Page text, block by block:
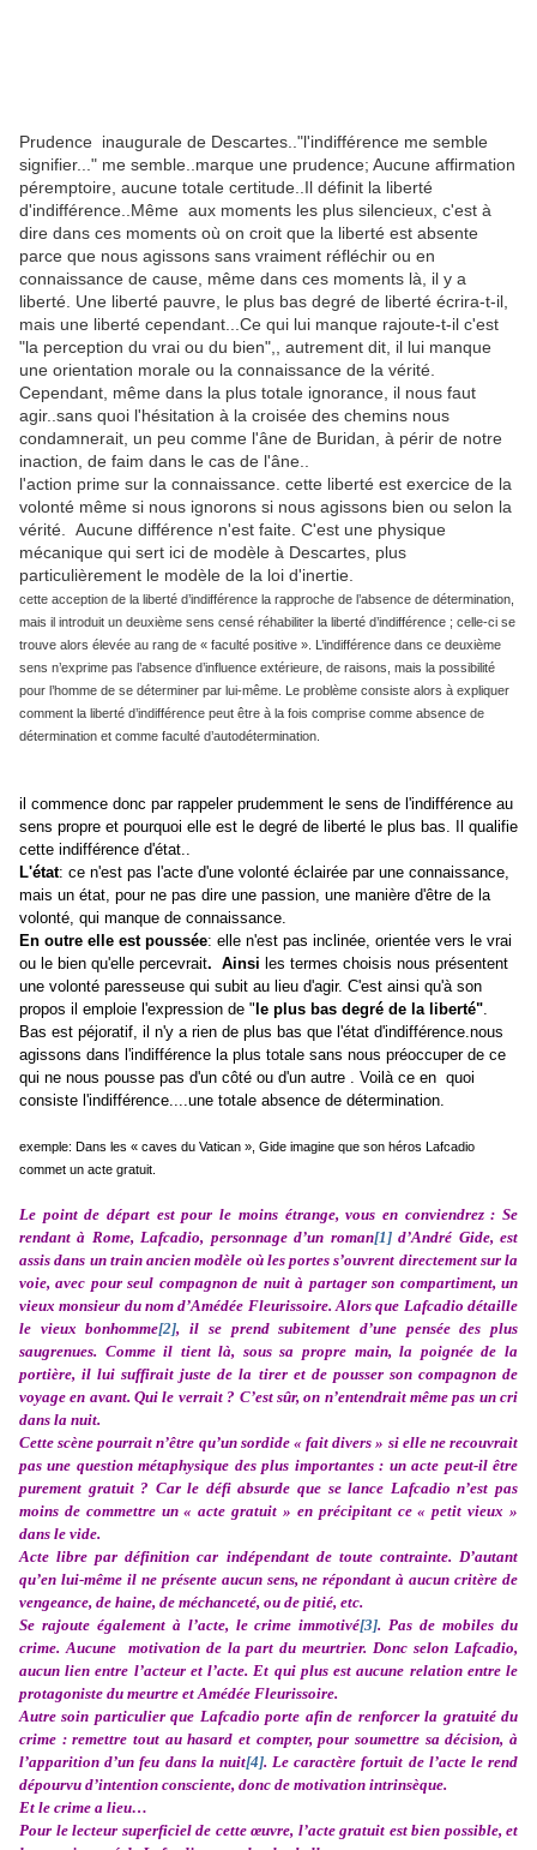
Prudence inaugurale de Descartes.."l'indifférence me semble
signifier..." me semble..marque une prudence; Aucune affirmation
péremptoire, aucune totale certitude..Il définit la liberté
d'indifférence..Même aux moments les plus silencieux, c'est à
dire dans ces moments où on croit que la liberté est absente
parce que nous agissons sans vraiment réfléchir ou en
connaissance de cause, même dans ces moments là, il y a
liberté. Une liberté pauvre, le plus bas degré de liberté écrira-t-il,
mais une liberté cependant...Ce qui lui manque rajoute-t-il c'est
"la perception du vrai ou du bien",, autrement dit, il lui manque
une orientation morale ou la connaissance de la vérité.
Cependant, même dans la plus totale ignorance, il nous faut
agir..sans quoi l'hésitation à la croisée des chemins nous
condamnerait, un peu comme l'âne de Buridan, à périr de notre
inaction, de faim dans le cas de l'âne..
l'action prime sur la connaissance. cette liberté est exercice de la
volonté même si nous ignorons si nous agissons bien ou selon la
vérité. Aucune différence n'est faite. C'est une physique
mécanique qui sert ici de modèle à Descartes, plus
particulièrement le modèle de la loi d'inertie.
cette acception de la liberté d’indifférence la rapproche de l’absence de détermination,
mais il introduit un deuxième sens censé réhabiliter la liberté d’indifférence ; celle-ci se
trouve alors élevée au rang de « faculté positive ». L’indifférence dans ce deuxième
sens n’exprime pas l’absence d’influence extérieure, de raisons, mais la possibilité
pour l’homme de se déterminer par lui-même. Le problème consiste alors à expliquer
comment la liberté d’indifférence peut être à la fois comprise comme absence de
détermination et comme faculté d’autodétermination.
il commence donc par rappeler prudemment le sens de l'indifférence au
sens propre et pourquoi elle est le degré de liberté le plus bas. Il qualifie
cette indifférence d'état..
L'état: ce n'est pas l'acte d'une volonté éclairée par une connaissance,
mais un état, pour ne pas dire une passion, une manière d'être de la
volonté, qui manque de connaissance.
En outre elle est poussée: elle n'est pas inclinée, orientée vers le vrai
ou le bien qu'elle percevrait. Ainsi les termes choisis nous présentent
une volonté paresseuse qui subit au lieu d'agir. C'est ainsi qu'à son
propos il emploie l'expression de " le plus bas degré de la liberté".
Bas est péjoratif, il n'y a rien de plus bas que l'état d'indifférence.nous
agissons dans l'indifférence la plus totale sans nous préoccuper de ce
qui ne nous pousse pas d'un côté ou d'un autre . Voilà ce en quoi
consiste l'indifférence....une totale absence de détermination.
exemple: Dans les « caves du Vatican », Gide imagine que son héros Lafcadio
commet un acte gratuit.
Le point de départ est pour le moins étrange, vous en conviendrez : Se
rendant à Rome, Lafcadio, personnage d’un roman[1]d’André Gide, est
assis dans un train ancien modèle où les portes s’ouvrent directement sur la
voie, avec pour seul compagnon de nuit à partager son compartiment, un
vieux monsieur du nom d’Amédée Fleurissoire. Alors que Lafcadio détaille
le vieux bonhomme[2], il se prend subitement d’une pensée des plus
saugrenues. Comme il tient là, sous sa propre main, la poignée de la
portière, il lui suffirait juste de la tirer et de pousser son compagnon de
voyage en avant. Qui le verrait ? C’est sûr, on n’entendrait même pas un cri
dans la nuit.
Cette scène pourrait n’être qu’un sordide « fait divers » si elle ne recouvrait
pas une question métaphysique des plus importantes : un acte peut-il être
purement gratuit ? Car le défi absurde que se lance Lafcadio n’est pas
moins de commettre un « acte gratuit » en précipitant ce « petit vieux »
dans le vide.
Acte libre par définition car indépendant de toute contrainte. D’autant
qu’en lui-même il ne présente aucun sens, ne répondant à aucun critère de
vengeance, de haine, de méchanceté, ou de pitié, etc.
Se rajoute également à l’acte, le crime immotivé[3]. Pas de mobiles du
crime. Aucune motivation de la part du meurtrier. Donc selon Lafcadio,
aucun lien entre l’acteur et l’acte. Et qui plus est aucune relation entre le
protagoniste du meurtre et Amédée Fleurissoire.
Autre soin particulier que Lafcadio porte afin de renforcer la gratuité du
crime : remettre tout au hasard et compter, pour soumettre sa décision, à
l’apparition d’un feu dans la nuit[4]. Le caractère fortuit de l’acte le rend
dépourvu d’intention consciente, donc de motivation intrinsèque.
Et le crime a lieu…
Pour le lecteur superficiel de cette œuvre, l’acte gratuit est bien possible, et